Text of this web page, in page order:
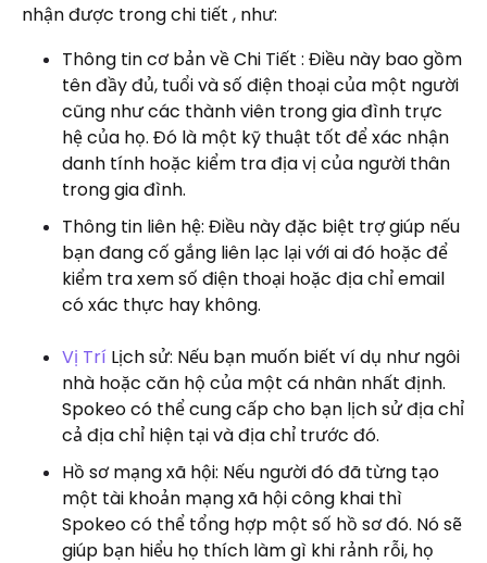
nhận được trong chi tiết , như:
Thông tin cơ bản về Chi Tiết : Điều này bao gồm
tên đầy đủ, tuổi và số điện thoại của một người
cũng như các thành viên trong gia đình trực
hệ của họ. Đó là một kỹ thuật tốt để xác nhận
danh tính hoặc kiểm tra địa vị của người thân
trong gia đình.
Thông tin liên hệ: Điều này đặc biệt trợ giúp nếu
bạn đang cố gắng liên lạc lại với ai đó hoặc để
kiểm tra xem số điện thoại hoặc địa chỉ email
có xác thực hay không.
Vị Trí Lịch sử: Nếu bạn muốn biết ví dụ như ngôi
nhà hoặc căn hộ của một cá nhân nhất định.
Spokeo có thể cung cấp cho bạn lịch sử địa chỉ
cả địa chỉ hiện tại và địa chỉ trước đó.
Hồ sơ mạng xã hội: Nếu người đó đã từng tạo
một tài khoản mạng xã hội công khai thì
Spokeo có thể tổng hợp một số hồ sơ đó. Nó sẽ
giúp bạn hiểu họ thích làm gì khi rảnh rỗi, họ